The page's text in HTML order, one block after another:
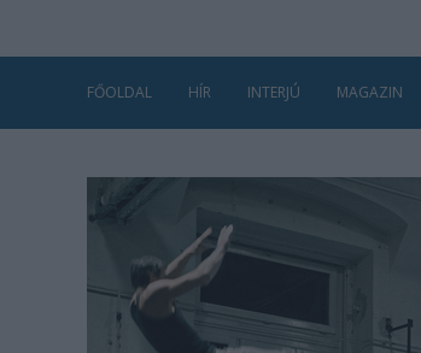
FŐOLDAL HÍR INTERJÚ MAGAZIN